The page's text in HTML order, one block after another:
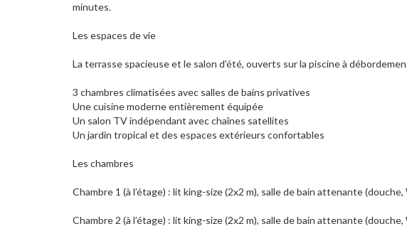
minutes.
Les espaces de vie
La terrasse spacieuse et le salon d’été, ouverts sur la piscine à
3 chambres climatisées avec salles de bains privatives
Une cuisine moderne entièrement équipée
Un salon TV indépendant avec chaînes satellites
Un jardin tropical et des espaces extérieurs confortables
Les chambres
Chambre 1 (à l’étage) : lit king-size (2x2 m), salle de bain attenante
Chambre 2 (à l’étage) : lit king-size (2x2 m), salle de bain attenante